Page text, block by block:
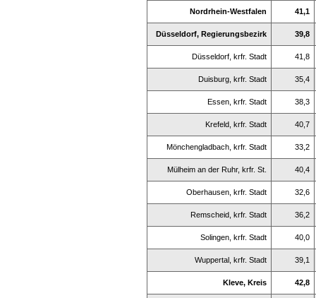
Nordrhein-Westfalen 41,1
Düsseldorf, Regierungsbezirk 39,8
Düsseldorf, krfr. Stadt 41,8
Duisburg, krfr. Stadt 35,4
Essen, krfr. Stadt 38,3
Krefeld, krfr. Stadt 40,7
Mönchengladbach, krfr. Stadt 33,2
Mülheim an der Ruhr, krfr. St. 40,4
Oberhausen, krfr. Stadt 32,6
Remscheid, krfr. Stadt 36,2
Solingen, krfr. Stadt 40,0
Wuppertal, krfr. Stadt 39,1
Kleve, Kreis 42,8